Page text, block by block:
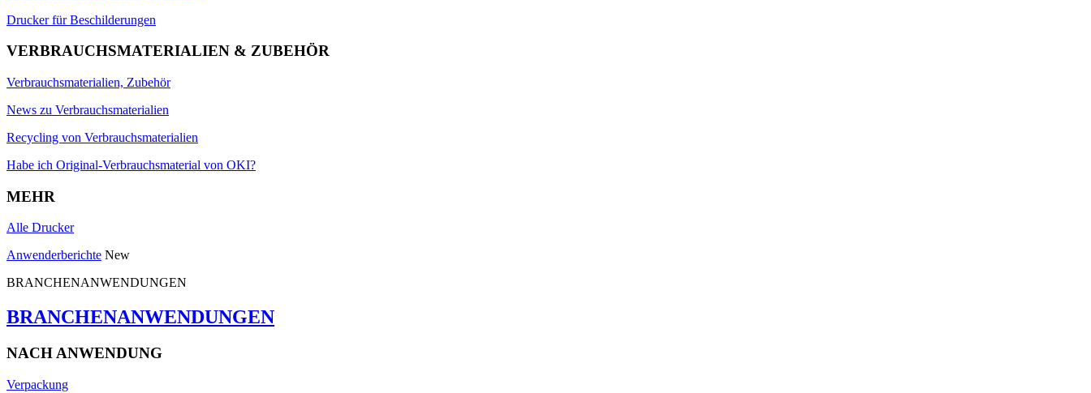
Drucker für Beschilderungen
VERBRAUCHSMATERIALIEN & ZUBEHÖR
Verbrauchsmaterialien, Zubehör
News zu Verbrauchsmaterialien
Recycling von Verbrauchsmaterialien
Habe ich Original-Verbrauchsmaterial von OKI?
MEHR
Alle Drucker
Anwenderberichte New
BRANCHENANWENDUNGEN
BRANCHENANWENDUNGEN
NACH ANWENDUNG
Verpackung